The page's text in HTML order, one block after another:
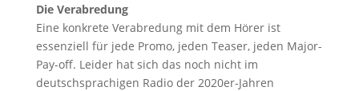
Die Verabredung
Eine konkrete Verabredung mit dem Hörer ist
essenziell für jede Promo, jeden Teaser, jeden Major-
Pay-off. Leider hat sich das noch nicht im
deutschsprachigen Radio der 2020er-Jahren